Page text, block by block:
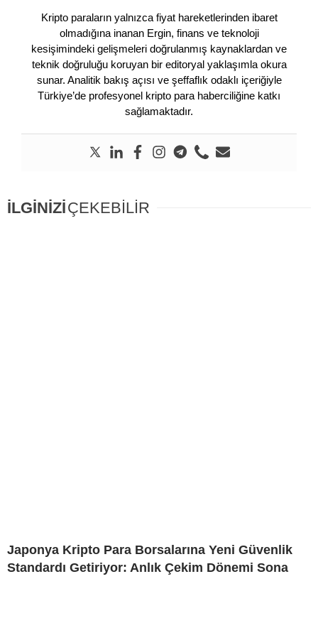
Kripto paraların yalnızca fiyat hareketlerinden ibaret
olmadığına inanan Ergin, finans ve teknoloji
kesişimindeki gelişmeleri doğrulanmış kaynaklardan ve
teknik doğruluğu koruyan bir editoryal yaklaşımla okura
sunar. Analitik bakış açısı ve şeffaflık odaklı içeriğiyle
Türkiye’de profesyonel kripto para haberciliğine katkı
sağlamaktadır.
İLGİNİZİÇEKEBİLİR
Japonya Kripto Para Borsalarına Yeni Güvenlik
Standardı Getiriyor: Anlık Çekim Dönemi Sona